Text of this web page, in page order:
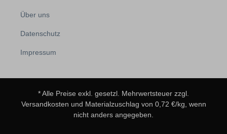
Über uns
Datenschutz
Impressum
* Alle Preise exkl. gesetzl. Mehrwertsteuer zzgl.
Versandkosten und Materialzuschlag von 0,72 €/kg, wenn
nicht anders angegeben.